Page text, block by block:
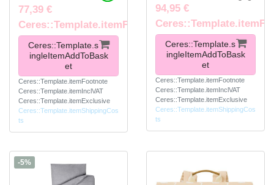
77,39 €
Ceres::Template.itemFootnote
Ceres::Template.s
ingleItemAddToBask
et
Ceres::Template.itemFootnote
Ceres::Template.itemInclVAT
Ceres::Template.itemExclusive
Ceres::Template.itemShippingCos
ts
94,95 €
Ceres::Template.s
ingleItemAddToBask
et
Ceres::Template.itemFootnote
Ceres::Template.itemInclVAT
Ceres::Template.itemExclusive
Ceres::Template.itemShippingCos
ts
-5%